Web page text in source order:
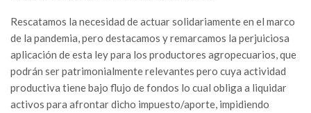
Rescatamos la necesidad de actuar solidariamente en el marco
de la pandemia, pero destacamos y remarcamos la perjuiciosa
aplicación de esta ley para los productores agropecuarios, que
podrán ser patrimonialmente relevantes pero cuya actividad
productiva tiene bajo flujo de fondos lo cual obliga a liquidar
activos para afrontar dicho impuesto/aporte, impidiendo